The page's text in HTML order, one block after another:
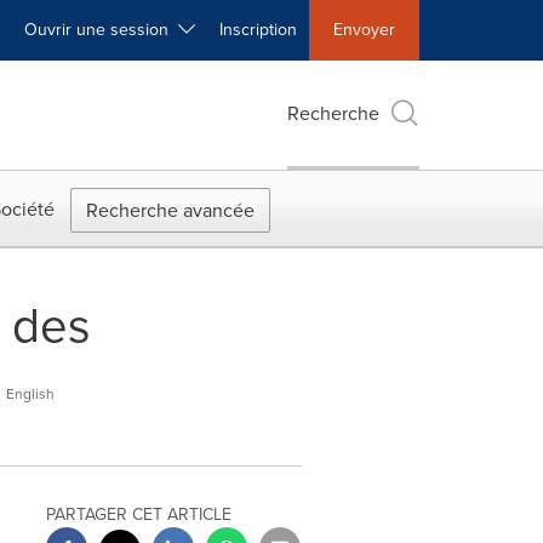
Ouvrir une session Inscription Envoyer
Recherche
Recherche avancée
English
PARTAGER CET ARTICLE